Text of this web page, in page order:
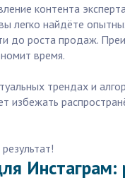
контента
найдёте
до роста продаж.
время.
трендах и
избежать